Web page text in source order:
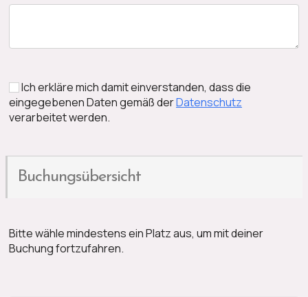
Ich erkläre mich damit einverstanden, dass die
eingegebenen Daten gemäß derDatenschutz
verarbeitet werden.
Buchungsübersicht
Bitte wähle mindestens ein Platz aus, um mit deiner
Buchung fortzufahren.